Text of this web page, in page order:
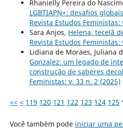
Rhanielly Pereira do
LGBTIAPN+: desafios
Revista Estudos Feministas:
Sara Anjos, Helena, tecelã
Revista Estudos Feministas:
Lidiana de Moraes, Juliana
Gonzalez: um legado de
construção de saberes
Feministas: v. 33 n. 2 (2025)
<< < 119 120 121 122 123 124 125
Você também pode iniciar uma